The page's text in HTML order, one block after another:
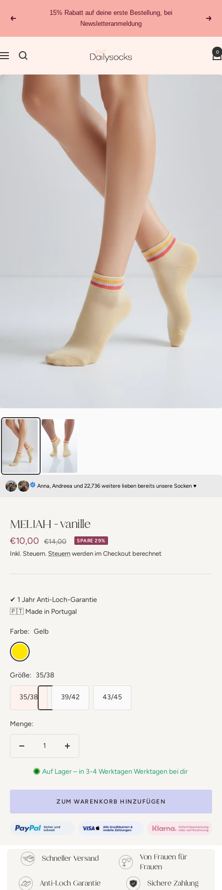
zumZurück
15% Rabatt auf deine erste Bestellung, bei
Newsletteranmeldung
Navigation
dailysocks.berlin 0
Anna, Andreea und 22,736 weitere lieben bereits unsere Socken ♥
MELIAH - vanille
Angebotspreis
€10,00
Regulärer
Preis
€14,00 SPARE 29%
Inkl. Steuern. Steuern werden im Checkout berechnet
✔ 1 Jahr Anti-Loch-Garantie
🇵🇹 Made in Portugal
Farbe: Gelb
Gelb
Größe: 35/38
35/38 39/42 43/45
Menge:
Menge
Auf Lager – in 3-4 Werktagen Werktagen bei dir
ZUM WARENKORB HINZUFÜGEN
Schneller Versand
Von Frauen für
Frauen
Anti-Loch Garantie
Sichere Zahlung